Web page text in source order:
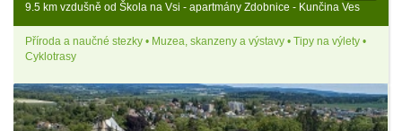
9.5 km vzdušně od Škola na Vsi - apartmány Zdobnice - Kunčina Ves
Příroda a naučné stezky • Muzea, skanzeny a výstavy • Tipy na výlety •
Cyklotrasy